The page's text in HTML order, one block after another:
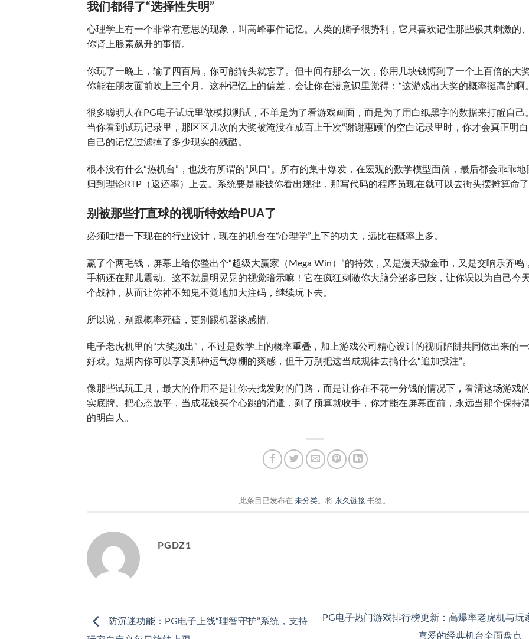
我们都得了“选择性失明”
心理学上有一个非常有意思的现象，叫高峰事件记忆。人类的脑子很势利，它只喜欢记住那些极其刺激的
你肾上腺素飙升的事情。
你玩了一晚上，输了四百局，你可能转头就忘了。但中间有那么一次，你用几块钱博到了一个上百倍的大奖
你能在朋友面前吹上三个月。这种记忆上的偏差，会让你在潜意识里觉得：“这游戏出大奖的概率挺高的啊
很多聪明人在PG电子试玩里做模拟测试，不单是为了看游戏画面，而是为了用白纸黑字的数据来打醒自己。
当你看到试玩记录里，那区区几次的大奖被淹没在成百上千次“谢谢惠顾”的空白记录里时，你才会真正明白
自己的记忆过滤掉了多少现实的残酷。
根本没有什么“热机台”，也没有所谓的“风口”。所有的集中爆发，在宏观的数学模型面前，最后都会乖乖地
归到理论RTP（返还率）上去。系统要是能被你看出规律，那写代码的程序员现在就可以去街头摆摊算命了
别被那些打直球的视听特效给PUA了
必须吐槽一下现在的行业设计，现在的机台在“心理学”上下的功夫，远比在概率上多。
赢了个两毛钱，屏幕上给你整出个“超级大赢家（Mega Win）”的特效，又是漫天撒金币，又是交响乐齐鸣，
手柄还在那儿震动。这不就是明晃晃的视觉暗示嘛！它在疯狂刺激你大脑分泌多巴胺，让你误以为自己今
个战神，从而让你神不知鬼不觉地加大注码，继续玩下去。
所以说，别跟概率死磕，更别跟机器谈感情。
电子老虎机里的“大奖频出”，不过是数学上的概率重叠，加上游戏公司精心设计的视听陷阱共同做出来的
好戏。短期内你可以享受那种运气爆棚的爽感，但千万别把这当成规律去搞什么“追加投注”。
像那些试玩工具，最大的作用不是让你去找发财的门路，而是让你在不花一分钱的情况下，看清这场游戏
实底牌。把心态放平，当成花钱买个心跳的消遣，到了预算就收手，你才能在屏幕面前，永远当那个保持
的明白人。
此条目已发布在未分类。将永久链接 书签。
PGDZ1
防沉迷功能：PG电子上线“理智守护”系统，支持
PG电子热门游戏排行榜更新：高爆率老虎机与玩
喜爱的经典机台全面盘点